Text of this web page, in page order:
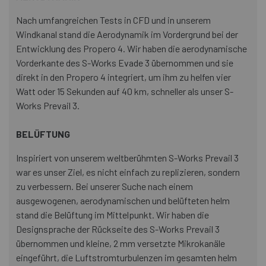
Nach umfangreichen Tests in CFD und in unserem
Windkanal stand die Aerodynamik im Vordergrund bei der
Entwicklung des Propero 4. Wir haben die aerodynamische
Vorderkante des S-Works Evade 3 übernommen und sie
direkt in den Propero 4 integriert, um ihm zu helfen vier
Watt oder 15 Sekunden auf 40 km, schneller als unser S-
Works Prevail 3.
BELÜFTUNG
Inspiriert von unserem weltberühmten S-Works Prevail 3
war es unser Ziel, es nicht einfach zu replizieren, sondern
zu verbessern. Bei unserer Suche nach einem
ausgewogenen, aerodynamischen und belüfteten helm
stand die Belüftung im Mittelpunkt. Wir haben die
Designsprache der Rückseite des S-Works Prevail 3
übernommen und kleine, 2 mm versetzte Mikrokanäle
eingeführt, die Luftstromturbulenzen im gesamten helm